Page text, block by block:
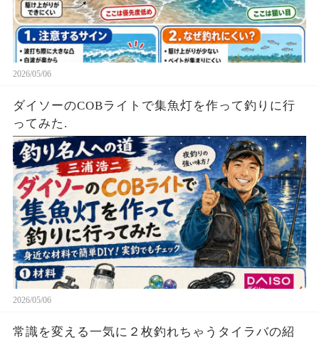
2026/05/06
ダイソーのCOBライトで集魚灯を作って釣りに行
ってみた.
2026/05/06
常識を変える一気に２枚釣れちゃうタイラバの紹